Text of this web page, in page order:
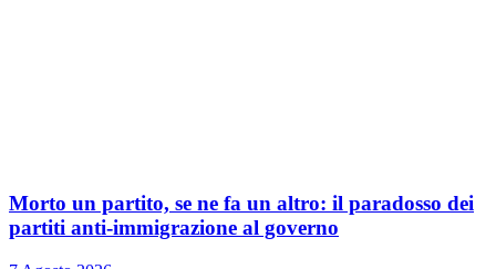
Morto un partito, se ne fa un altro: il paradosso dei
partiti anti-immigrazione al governo